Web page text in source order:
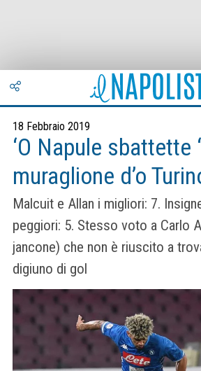
18 Febbraio 2019
‘O Napule sbattette
muraglione d’o
Malcuit e Allan i migliori: 7.
peggiori: 5. Stesso voto a Carlo
jancone) che non è riuscito a
digiuno di gol